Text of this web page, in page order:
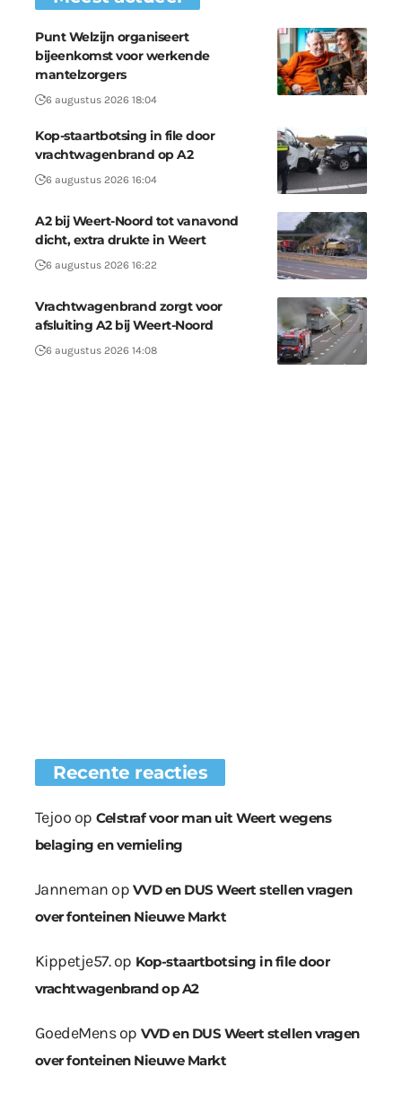
Punt Welzijn organiseert
bijeenkomst voor werkende
mantelzorgers
6 augustus 2026 18:04
Kop-staartbotsing in file door
vrachtwagenbrand op A2
6 augustus 2026 16:04
A2 bij Weert-Noord tot vanavond
dicht, extra drukte in Weert
6 augustus 2026 16:22
Vrachtwagenbrand zorgt voor
afsluiting A2 bij Weert-Noord
6 augustus 2026 14:08
Recente reacties
Tejoo op Celstraf voor man uit Weert wegens
belaging en vernieling
Janneman op VVD en DUS Weert stellen vragen
over fonteinen Nieuwe Markt
Kippetje57.op Kop-staartbotsing in file door
vrachtwagenbrand op A2
GoedeMensop VVD en DUS Weert stellen vragen
over fonteinen Nieuwe Markt